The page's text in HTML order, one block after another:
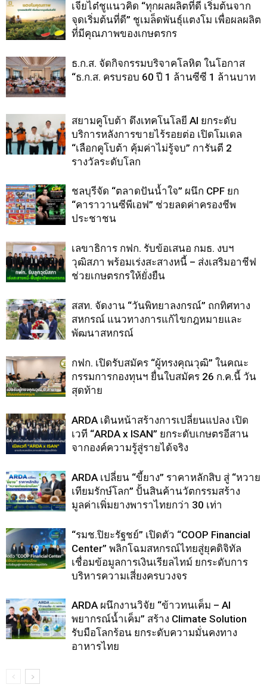
เจียไต๋ชูแนวคิด “ทุกผลผลิตที่ดี เริ่มต้นจาก
จุดเริ่มต้นที่ดี” ชูเมล็ดพันธุ์แตงโม เพื่อผลผลิต
ที่มีคุณภาพของเกษตรกร
ธ.ก.ส. จัดกิจกรรมบริจาคโลหิต ในโอกาส
“ธ.ก.ส. ครบรอบ 60 ปี 1 ล้านซีซี 1 ล้านบาท
สยามคูโบต้า ดึงเทคโนโลยี AI ยกระดับ
บริการหลังการขายไร้รอยต่อ เปิดโมเดล
“เลือกคูโบต้า คุ้มค่าไม่รู้จบ” การันตี 2
รางวัลระดับโลก
ชลบุรีจัด “ตลาดปันน้ำใจ” ผนึก CPF ยก
“คาราวานซีพีเอฟ” ช่วยลดค่าครองชีพ
ประชาชน
เลขาธิการ กฟก. รับข้อเสนอ กมธ. งบฯ
วุฒิสภา พร้อมเร่งสะสางหนี้ – ส่งเสริมอาชีฟ
ช่วยเกษตรกรให้ยั่งยืน
สสท. จัดงาน “วันพิทยาลงกรณ์” ถกทิศทาง
สหกรณ์ แนวทางการแก้ไขกฎหมายและ
พัฒนาสหกรณ์
กฟก. เปิดรับสมัคร “ผู้ทรงคุณวุฒิ” ในคณะ
กรรมการกองทุนฯ ยื่นใบสมัคร 26 ก.ค.นี้ วัน
สุดท้าย
ARDA เดินหน้าสร้างการเปลี่ยนแปลง เปิด
เวที “ARDA x ISAN” ยกระดับเกษตรอีสาน
จากองค์ความรู้สู่รายได้จริง
ARDA เปลี่ยน “ขี้ยาง” ราคาหลักสิบ สู่ “หวาย
เทียมรักษ์โลก” ปั้นสินค้านวัตกรรมสร้าง
มูลค่าเพิ่มยางพาราไทยกว่า 30 เท่า
“รมช.ปิยะรัฐชย์” เปิดตัว “COOP Financial
Center” พลิกโฉมสหกรณ์ไทยสู่ยุคดิจิทัล
เชื่อมข้อมูลการเงินเรียลไทม์ ยกระดับการ
บริหารความเสี่ยงครบวงจร
ARDA ผนึกงานวิจัย “ข้าวทนเค็ม – AI
พยากรณ์น้ำเค็ม” สร้าง Climate Solution
รับมือโลกร้อน ยกระดับความมั่นคงทาง
อาหารไทย